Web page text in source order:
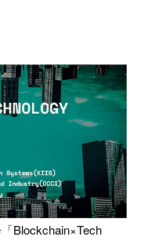
Blockchain×Tech